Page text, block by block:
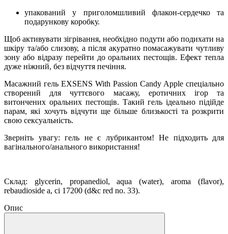
упакований у приголомшливий флакон-сердечко та
подарункову коробку.
Щоб активувати зігрівання, необхідно подути або подихати на
шкіру та/або слизову, а після акуратно помасажувати чутливу
зону або відразу перейти до оральних пестощів. Ефект тепла
дуже ніжний, без відчуття печіння.
Масажний гель EXSENS With Passion Candy Apple спеціально
створений для чуттєвого масажу, еротичних ігор та
витончених оральних пестощів. Такий гель ідеально підійде
парам, які хочуть відчути ще більше близькості та розкрити
свою сексуальність.
Зверніть увагу: гель не є лубрикантом! Не підходить для
вагінального/анального використання!
Склад: glycerin, propanediol, aqua (water), aroma (flavor),
rebaudioside a, ci 17200 (d&c red no. 33).
Опис